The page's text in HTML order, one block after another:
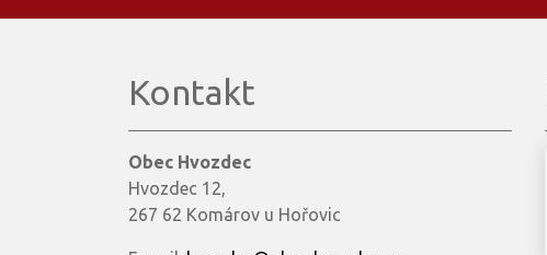
Kontakt
Obec Hvozdec
Hvozdec 12,
267 62 Komárov u Hořovic